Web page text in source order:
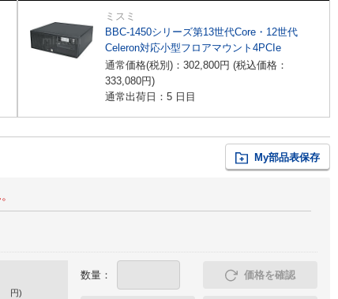
ミスミ
BBC-1450シリーズ第13世代Core・12世代
Celeron対応小型フロアマウント4PCIe
通常価格(税別)： 302,800円 (税込価格：
333,080円)
通常出荷日：5 日目
My部品表保存
円)
数量： 価格を確認